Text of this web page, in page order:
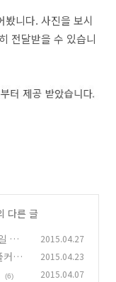
봤니다. 사진을 보시
전달받을 수 있습니
다른 글
울트
2015.04.27
커버
2015.04.23
(6) 2015.04.07